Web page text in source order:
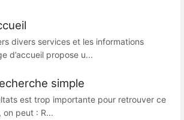
divers services et les informations
d’accueil propose u...
simple
est trop importante pour retrouver ce
on peut : R...